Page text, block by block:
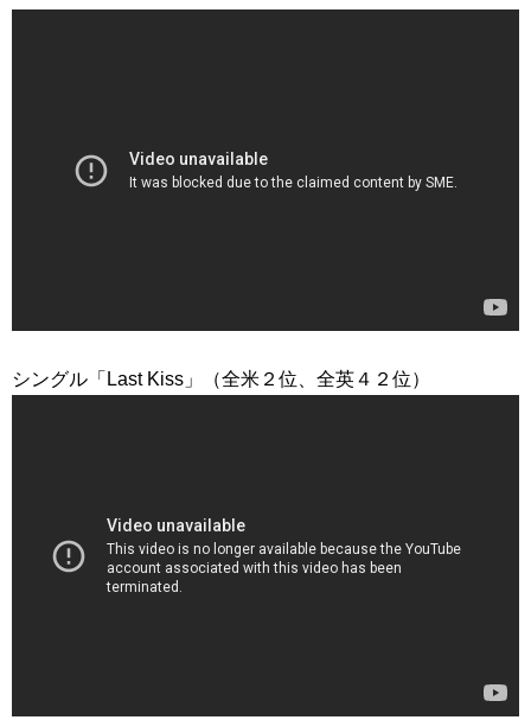
シングル「Last Kiss」（全米２位、全英４２位）